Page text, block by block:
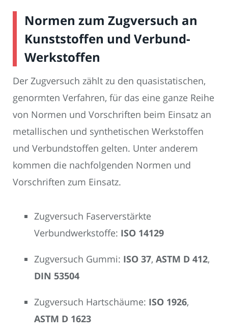
Normen zum Zugversuch an
Kunststoffen und Verbund-
Werkstoffen
Der Zugversuch zählt zu den quasistatischen,
genormten Verfahren, für das eine ganze Reihe
von Normen und Vorschriften beim Einsatz an
metallischen und synthetischen Werkstoffen
und Verbundstoffen gelten. Unter anderem
kommen die nachfolgenden Normen und
Vorschriften zum Einsatz.
Zugversuch Faserverstärkte
Verbundwerkstoffe: ISO 14129
Zugversuch Gummi: ISO 37, ASTM D 412,
DIN 53504
Zugversuch Hartschäume: ISO 1926,
ASTM D 1623